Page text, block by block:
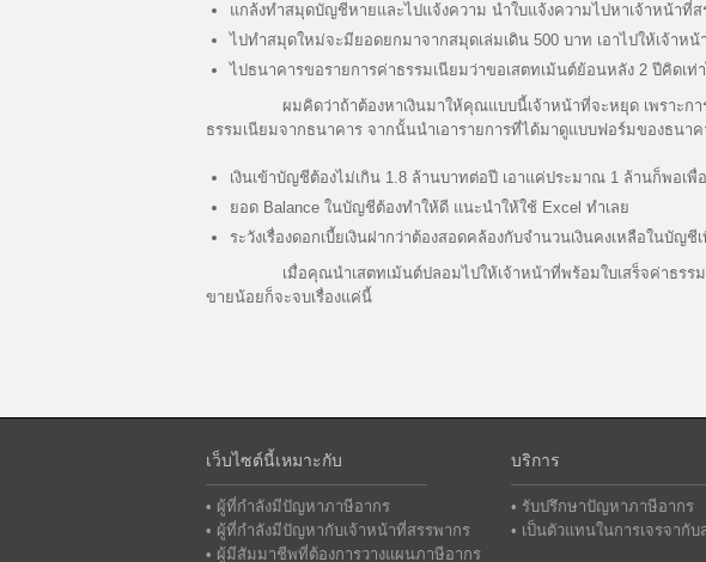
แกล้งทำสมุดบัญชีหายและไปแจ้งความ นำใบแจ้งความไปหาเจ้าหน้า
ไปทำสมุดใหม่จะมียอดยกมาจากสมุดเล่มเดิน 500 บาท เอาไปให้เจ้าห
ไปธนาคารขอรายการค่าธรรมเนียมว่าขอเสตทเม้นต์ย้อนหลัง 2 ปีคิดเ
ผมคิดว่าถ้าต้องหาเงินมาให้คุณแบบนี้เจ้าหน้าที่จะหยุด เพราะการเบิก
ธรรมเนียมจากธนาคาร จากนั้นนำเอารายการที่ได้มาดูแบบฟอร์มของธน
เงินเข้าบัญชีต้องไม่เกิน 1.8 ล้านบาทต่อปี เอาแค่ประมาณ 1 ล้านก็พอเ
ยอด Balance ในบัญชีต้องทำให้ดี แนะนำให้ใช้ Excel ทำเลย
ระวังเรื่องดอกเบี้ยเงินฝากว่าต้องสอดคล้องกับจำนวนเงินคงเหลือในบัญชี
เมื่อคุณนำเสตทเม้นต์ปลอมไปให้เจ้าหน้าที่พร้อมใบเสร็จค่าธรรมเนีย
ขายน้อยก็จะจบเรื่องแค่นี้
เว็บไซต์นี้เหมาะกับ
• ผู้ที่กำลังมีปัญหาภาษีอากร
• ผู้ที่กำลังมีปัญหากับเจ้าหน้าที่สรรพากร
• ผู้มีสัมมาชีพที่ต้องการวางแผนภาษีอากร
บริการ
• รับปรึกษาปัญหาภาษีอากร
• เป็นตัวแทนในการเจรจากับ